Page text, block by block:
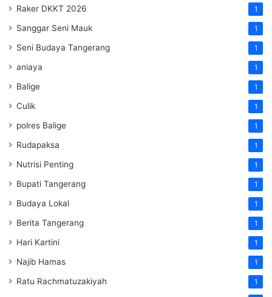
Raker DKKT 2026 1
Sanggar Seni Mauk 1
Seni Budaya Tangerang 1
aniaya 1
Balige 1
Culik 1
polres Balige 1
Rudapaksa 1
Nutrisi Penting 1
Bupati Tangerang 1
Budaya Lokal 1
Berita Tangerang 1
Hari Kartini 1
Najib Hamas 1
Ratu Rachmatuzakiyah 1